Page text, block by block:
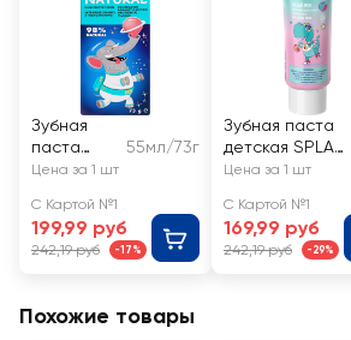
Зубная
паста
детская
JUNIOR
Бабл гам,
6–11 лет,
55мл/73г
Цена за 1 шт
С Картой №1
199,99 руб
242,19 руб -17%
Зубная паста
детская SPLAT
Juicy Lab со
вкусом арбуз,
с 3 лет
Цена за 1 шт
С Картой №1
169,99 руб
242,19 руб -29%
Похожие товары